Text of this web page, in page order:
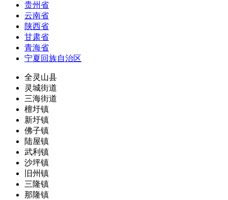
贵州省
云南省
陕西省
甘肃省
青海省
宁夏回族自治区
全灵山县
灵城街道
三海街道
檀圩镇
新圩镇
佛子镇
陆屋镇
武利镇
沙坪镇
旧州镇
三隆镇
那隆镇